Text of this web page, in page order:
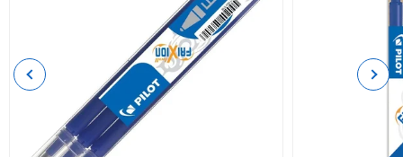
Previous Next